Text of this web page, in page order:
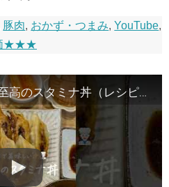
豚肉, おかず・つまみ,YouTube,
★★★
のスタミナ丼（レシピはコメント欄へ）